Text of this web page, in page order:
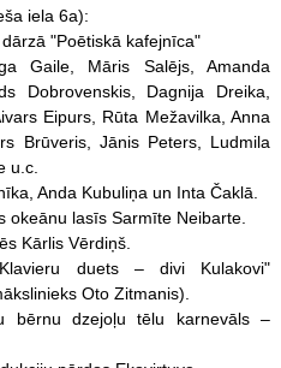
iela 6a):
"Poētiskā kafejnīca"
Gaile, Māris Salējs, Amanda
Dobrovenskis, Dagnija Dreika,
Eipurs, Rūta Mežavilka, Anna
Brūveris, Jānis Peters, Ludmila
u.c.
Anda Kubuliņa un Inta Čaklā.
okeānu lasīs Sarmīte Neibarte.
Kārlis Vērdiņš.
duets – divi Kulakovi"
Oto Zitmanis).
bērnu dzejoļu tēlu karnevāls –